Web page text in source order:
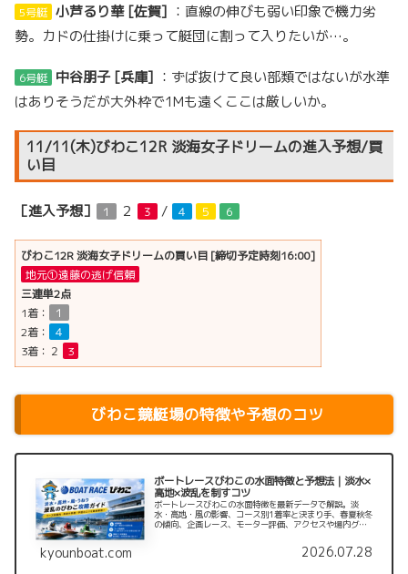
5号艇 小芦るり華 [佐賀] ：直線の伸びも弱い印象で機力劣
勢。カドの仕掛けに乗って艇団に割って入りたいが…。
6号艇 中谷朋子 [兵庫] ：ずば抜けて良い部類ではないが水準
はありそうだが大外枠で1Mも遠くここは厳しいか。
11/11(木)びわこ12R 淡海女子ドリームの進入予想/買
い目
［進入予想］ １ ２ ３ / ４ ５ ６
びわこ12R 淡海女子ドリームの買い目 [締切予定時刻16:00]
地元①遠藤の逃げ信頼
三連単2点
1着：
１
2着：
４
3着： ２ 3
びわこ競艇場の特徴や予想のコツ
ボートレースびわこの水面特徴と予想法｜淡水×
高地×波乱を制すコツ
ボートレースびわこの水面特徴を最新データで解説。淡
水・高地・風の影響、コース別1着率と決まり手、春夏秋冬
の傾向、企画レース、モーター評価、アクセスや場内グル
kyounboat.com 2026.07.28